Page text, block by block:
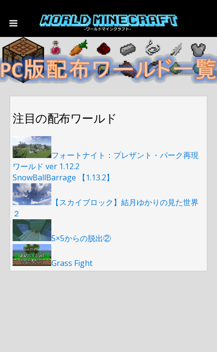
注目の配布ワールド
フォートナイト：プレザント・パーク再現
ワールド ver 1.12.2
SnowBallBarrage 【1.13.2】
【スカイブロック】結月ゆかりの見た世界
２
5×5からの脱出②
Grass Fight